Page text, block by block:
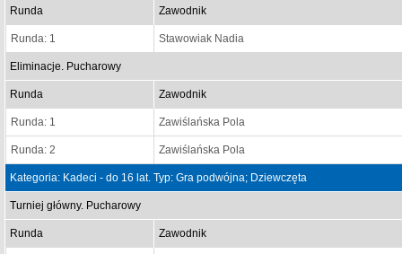
Runda Zawodnik
Runda: 1 Stawowiak Nadia
Eliminacje. Pucharowy
Runda Zawodnik
Runda: 1 Zawiślańska Pola
Runda: 2 Zawiślańska Pola
Kategoria: Kadeci - do 16 lat. Typ: Gra podwójna; Dziewczęta
Turniej główny. Pucharowy
Runda Zawodnik